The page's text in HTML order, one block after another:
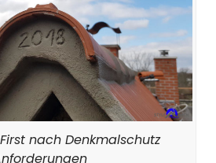
nach Denkmalschutz